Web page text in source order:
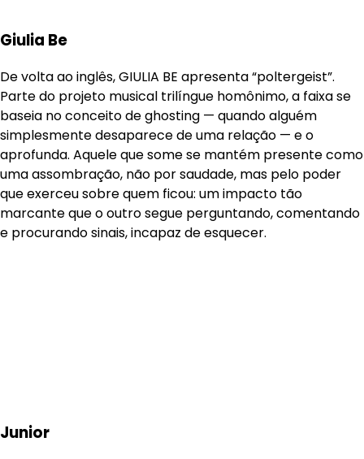
Giulia Be
De volta ao inglês, GIULIA BE apresenta “poltergeist”.
Parte do projeto musical trilíngue homônimo, a faixa se
baseia no conceito de ghosting — quando alguém
simplesmente desaparece de uma relação — e o
aprofunda. Aquele que some se mantém presente como
uma assombração, não por saudade, mas pelo poder
que exerceu sobre quem ficou: um impacto tão
marcante que o outro segue perguntando, comentando
e procurando sinais, incapaz de esquecer.
Junior